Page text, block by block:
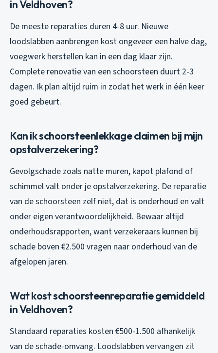
in Veldhoven?
De meeste reparaties duren 4-8 uur. Nieuwe
loodslabben aanbrengen kost ongeveer een halve dag,
voegwerk herstellen kan in een dag klaar zijn.
Complete renovatie van een schoorsteen duurt 2-3
dagen. Ik plan altijd ruim in zodat het werk in één keer
goed gebeurt.
Kan ik schoorsteenlekkage claimen bij mijn
opstalverzekering?
Gevolgschade zoals natte muren, kapot plafond of
schimmel valt onder je opstalverzekering. De reparatie
van de schoorsteen zelf niet, dat is onderhoud en valt
onder eigen verantwoordelijkheid. Bewaar altijd
onderhoudsrapporten, want verzekeraars kunnen bij
schade boven €2.500 vragen naar onderhoud van de
afgelopen jaren.
Wat kost schoorsteenreparatie gemiddeld
in Veldhoven?
Standaard reparaties kosten €500-1.500 afhankelijk
van de schade-omvang. Loodslabben vervangen zit